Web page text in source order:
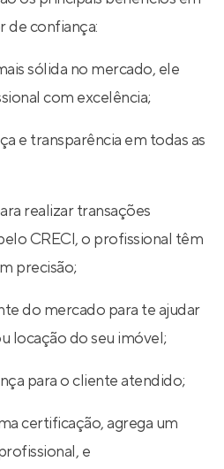
de confiança:
sólida no mercado, ele
com excelência;
e transparência em todas as
realizar transações
CRECI, o profissional têm
precisão;
do mercado para te ajudar
locação do seu imóvel;
para o cliente atendido;
certificação, agrega um
e